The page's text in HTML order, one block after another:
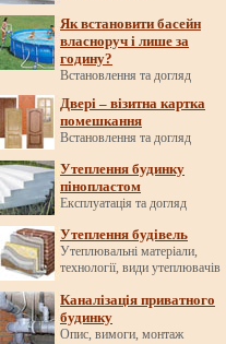
Як встановити басейн
власноруч і лише за
годину?
Встановлення та догляд
Двері – візитна картка
помешкання
Встановлення та догляд
Утеплення будинку
пінопластом
Експлуатація та догляд
Утеплення будівель
Утеплювальні матеріали,
технології, види утеплювачів
Каналізація приватного
будинку
Опис, вимоги, монтаж